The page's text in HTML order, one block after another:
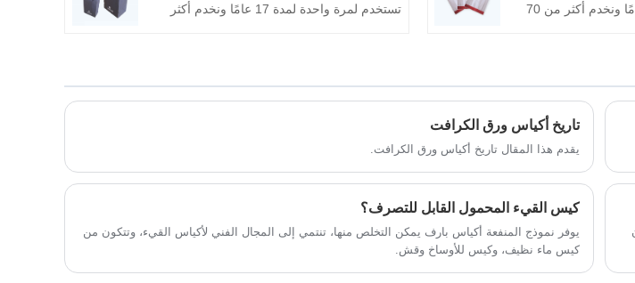
أي شكاوى كبيرة على
القاع المسطح لمدة 17 عامًا ونخدم أكثر من 70
تستخدم لمرة واحدة لمدة 17 عامًا ونخدم أكثر
شريكك على المدى الطويل في الصين.
تاريخ أكياس ورق الكرافت
يقدم هذا المقال تاريخ أكياس ورق الكرافت.
كيس القيء المحمول القابل للتصرف؟
يوفر نموذج المنفعة أكياس بارف يمكن التخلص منها، تنتمي إلى المجال الفني لأكياس القيء، وتتكون من
كيس ماء نظيف، وكيس للأوساخ وقش.